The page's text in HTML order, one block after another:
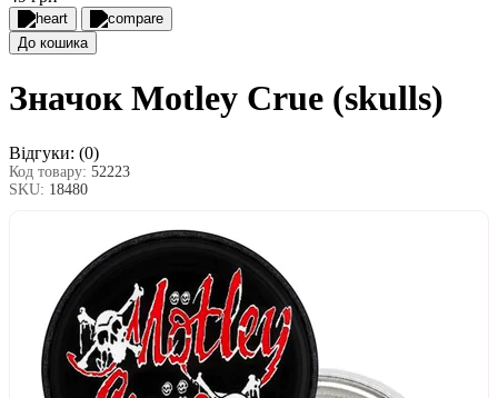
До кошика
Значок Motley Crue (skulls)
Відгуки: (0)
Код товару: 52223
SKU: 18480